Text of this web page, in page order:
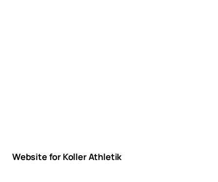
Website for Koller Athletik